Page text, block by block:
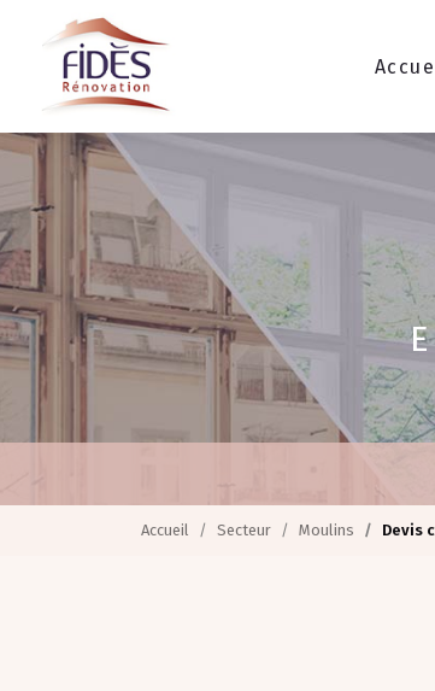
contenu
principal
Accueil Secteur Moulins Devis